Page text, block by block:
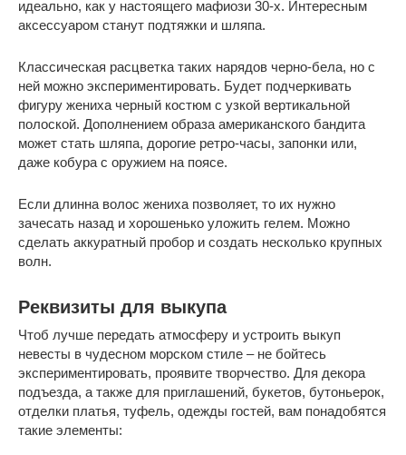
идеально, как у настоящего мафиози 30-х. Интересным
аксессуаром станут подтяжки и шляпа.
Классическая расцветка таких нарядов черно-бела, но с
ней можно экспериментировать. Будет подчеркивать
фигуру жениха черный костюм с узкой вертикальной
полоской. Дополнением образа американского бандита
может стать шляпа, дорогие ретро-часы, запонки или,
даже кобура с оружием на поясе.
Если длинна волос жениха позволяет, то их нужно
зачесать назад и хорошенько уложить гелем. Можно
сделать аккуратный пробор и создать несколько крупных
волн.
Реквизиты для выкупа
Чтоб лучше передать атмосферу и устроить выкуп
невесты в чудесном морском стиле – не бойтесь
экспериментировать, проявите творчество. Для декора
подъезда, а также для приглашений, букетов, бутоньерок,
отделки платья, туфель, одежды гостей, вам понадобятся
такие элементы: